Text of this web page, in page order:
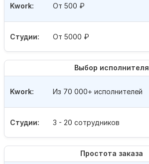
Студии: От 5000 ₽
Kwork: От 500 ₽
Выбор исполнителя
Студии: 3 - 20 сотрудников
Kwork: Из 70 000+ исполнителей
Простота заказа